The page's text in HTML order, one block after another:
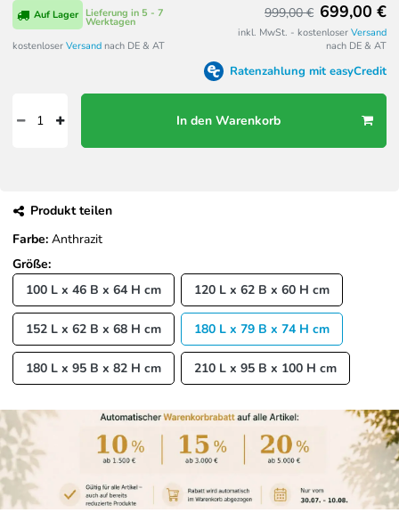
Lieferung in 5 - 7
Werktagen
Auf Lager
kostenloser Versand nach DE & AT
999,00 € 699,00 €
inkl. MwSt. - kostenloser Versand
nach DE & AT
Ratenzahlung mit easyCredit
In den Warenkorb
Produkt teilen
Farbe: Anthrazit
Größe:
100 L x 46 B x 64 H cm
120 L x 62 B x 60 H cm
152 L x 62 B x 68 H cm 180 L x 79 B x 74 H cm
180 L x 95 B x 82 H cm 210 L x 95 B x 100 H cm